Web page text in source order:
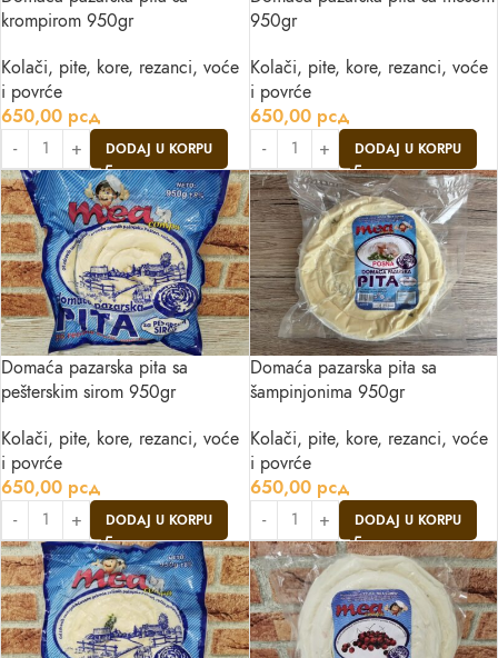
krompirom 950gr
Kolači, pite, kore, rezanci, voće
i povrće
650,00 рсд
DODAJ U KORPU
950gr
Kolači, pite, kore, rezanci, voće
i povrće
650,00 рсд
DODAJ U KORPU
Domaća pazarska pita sa
pešterskim sirom 950gr
Kolači, pite, kore, rezanci, voće
i povrće
650,00 рсд
DODAJ U KORPU
Domaća pazarska pita sa
šampinjonima 950gr
Kolači, pite, kore, rezanci, voće
i povrće
650,00 рсд
DODAJ U KORPU